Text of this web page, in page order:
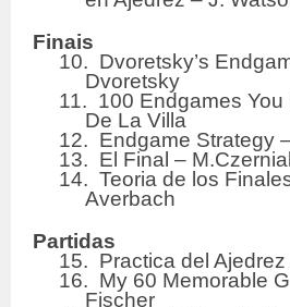
Finais
10. Dvoretsky’s
Dvoretsky
11. 100 Endgames You
De La Villa
12. Endgame Strategy
13. El Final –
14. Teoria de los
Averbach
Partidas
15. Practica del Ajedrez
16. My 60 Memorable
Fischer